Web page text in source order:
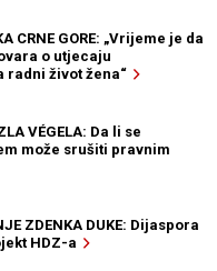
CRNE GORE: „Vrijeme je da
o utjecaju
radni život žena“
VÉGELA: Da li se
može srušiti pravnim
ZDENKA DUKE: Dijaspora
HDZ-a